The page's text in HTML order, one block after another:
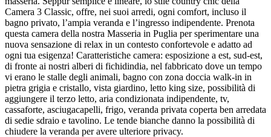
Camera 3 Classic, offre, nei suoi arredi, ogni comfort, incluso il
bagno privato, l’ampia veranda e l’ingresso indipendente. Prenota
questa camera della nostra Masseria in Puglia per sperimentare una
nuova sensazione di relax in un contesto confortevole e adatto ad
ogni tua esigenza! Caratteristiche camera: esposizione a est, sud-est,
di fronte ai nostri alberi di fichidindia, nel fabbricato dove un tempo
vi erano le stalle degli animali, bagno con zona doccia walk-in in
pietra grigia e cristallo, vista giardino, letto king size, possibilità di
aggiungere il terzo letto, aria condizionata indipendente, tv,
cassaforte, asciugacapelli, frigo, veranda privata coperta ben arredata
di sedie sdraio e tavolino. Le tende bianche danno la possibilità di
chiudere la veranda per avere ulteriore privacy.